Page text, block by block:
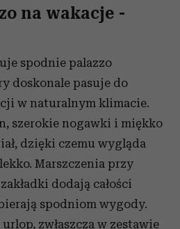
na wakacje -
spodnie palazzo
doskonale pasuje do
w naturalnym klimacie.
szerokie nogawki i miękko
dzięki czemu wygląda
Marszczenia przy
dodają całości
spodniom wygody.
zwłaszcza w zestawie